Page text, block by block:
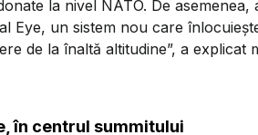
la nivel NATO. De
Eye, un sistem nou care
de la înaltă altitudine”, a explicat
în centrul summitului